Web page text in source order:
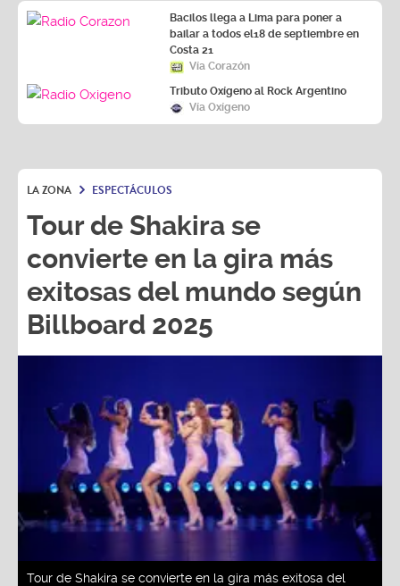
Bacilos llega a Lima para poner a
bailar a todos el18 de septiembre en
Costa 21
Vía Corazón
Tributo Oxígeno al Rock Argentino
Vía Oxígeno
LA ZONA ESPECTÁCULOS
Tour de Shakira se
convierte en la gira más
exitosas del mundo según
Billboard 2025
Tour de Shakira se convierte en la gira más exitosa del